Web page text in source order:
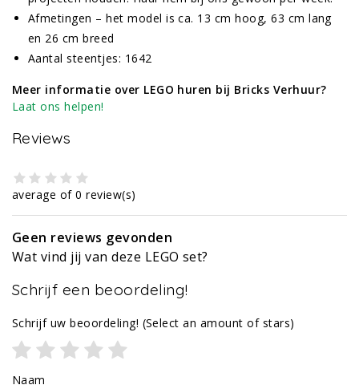
Afmetingen – het model is ca. 13 cm hoog, 63 cm lang
en 26 cm breed
Aantal steentjes: 1642
Meer informatie over LEGO huren bij Bricks Verhuur?
Laat ons helpen!
Reviews
average of 0 review(s)
Geen reviews gevonden
Wat vind jij van deze LEGO set?
Schrijf een beoordeling!
Schrijf uw beoordeling! (Select an amount of stars)
Naam